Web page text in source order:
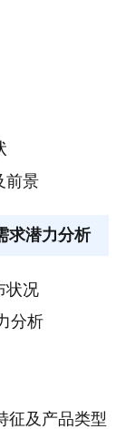
前景
求潜力分析
状况
分析
征及产品类型